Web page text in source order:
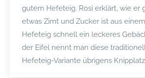
gutem Hefeteig. Rosi erklärt, wie er
etwas Zimt und Zucker ist aus
Hefeteig schnell ein leckeres
der Eifel nennt man diese
Hefeteig-Variante übrigens